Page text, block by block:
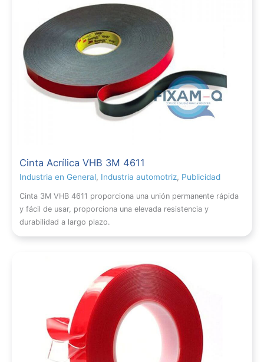
Cinta Acrílica VHB 3M 4611
Industria en General, Industria automotriz, Publicidad
Cinta 3M VHB 4611 proporciona una unión permanente rápida
y fácil de usar, proporciona una elevada resistencia y
durabilidad a largo plazo.